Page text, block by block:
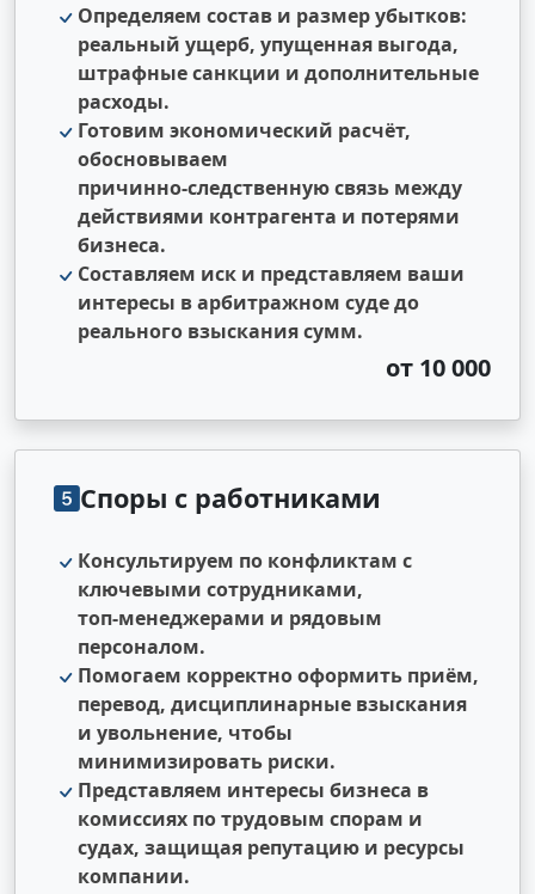
Определяем состав и размер убытков:
реальный ущерб, упущенная выгода,
штрафные санкции и дополнительные
расходы.
Готовим экономический расчёт,
обосновываем
причинно‑следственную связь между
действиями контрагента и потерями
бизнеса.
Составляем иск и представляем ваши
интересы в арбитражном суде до
реального взыскания сумм.
от 10 000
Споры с работниками
Консультируем по конфликтам с
ключевыми сотрудниками,
топ‑менеджерами и рядовым
персоналом.
Помогаем корректно оформить приём,
перевод, дисциплинарные взыскания
и увольнение, чтобы
минимизировать риски.
Представляем интересы бизнеса в
комиссиях по трудовым спорам и
судах, защищая репутацию и ресурсы
компании.